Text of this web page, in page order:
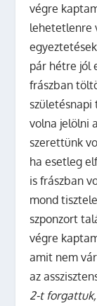
végre
lehetetlenre
pár hétre jól
frászban
volna jelölni
szerettünk
ha esetleg
is frászban
mond
szponzort
végre
amit nem
az
2-t